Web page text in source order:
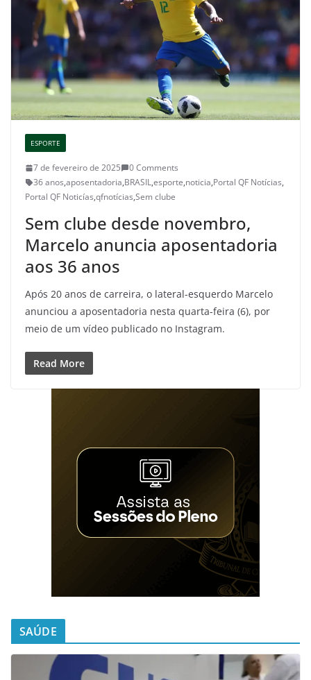
ESPORTE
7 de fevereiro de 2025
0 Comments
36 anos,aposentadoria,BRASIL,esporte,noticia,Portal QF Notícias,
Portal QF Noticías,qfnotícias,Sem clube
Sem clube desde novembro,
Marcelo anuncia aposentadoria
aos 36 anos
Após 20 anos de carreira, o lateral-esquerdo Marcelo
anunciou a aposentadoria nesta quarta-feira (6), por
meio de um vídeo publicado no Instagram.
Read More
SAÚDE